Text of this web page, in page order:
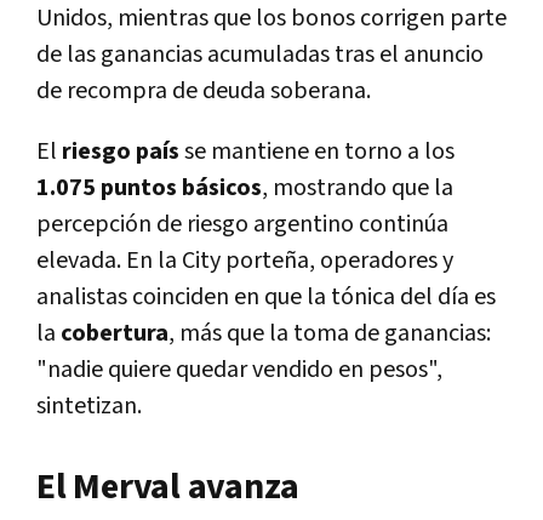
Unidos, mientras que los bonos corrigen parte
de las ganancias acumuladas tras el anuncio
de recompra de deuda soberana.
El riesgo paísse mantiene en torno a los
1.075 puntos básicos, mostrando que la
percepción de riesgo argentino continúa
elevada. En la City porteña, operadores y
analistas coinciden en que la tónica del día es
la cobertura, más que la toma de ganancias:
"nadie quiere quedar vendido en pesos",
sintetizan.
El Merval avanza